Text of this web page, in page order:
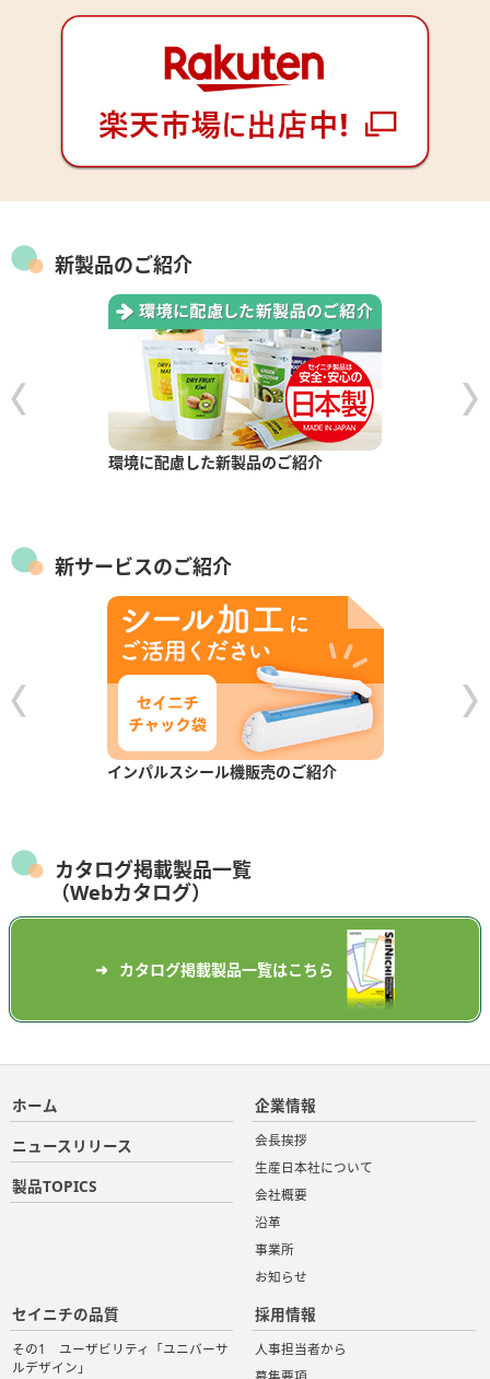
新製品のご紹介
環境に配慮した新製品のご紹介
新サービスのご紹介
インパルスシール機販売のご紹介
カタログ掲載製品一覧
（Webカタログ）
カタログ掲載製品一覧はこちら
ホーム
ニュースリリース
製品TOPICS
企業情報
会長挨拶
生産日本社について
会社概要
沿革
事業所
お知らせ
セイニチの品質
その1 ユーザビリティ「ユニバーサ
ルデザイン」
採用情報
人事担当者から